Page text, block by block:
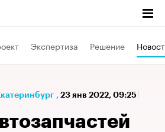
Экспертиза Решение
, 23 янв 2022, 09:25